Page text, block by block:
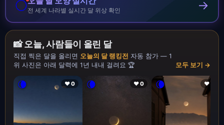
🌕전 세계 나라별 실시간 달 위상 확인 →
📸 오늘, 사람들이 올린 달
직접 찍은 달을 올리면 오늘의 달 랭킹전 자동 참가 — 1
위 사진은 아래 달력에 1년 내내 걸려요 🏆
모두 보기 →
🌘 ❤ 0 🌘 ❤ 0 🌘 ❤ 1